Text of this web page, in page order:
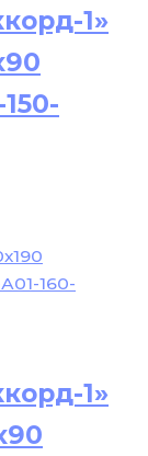
1»
1»